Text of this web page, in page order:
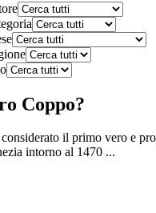
Coppo?
considerato il primo vero e
intorno al 1470 ...